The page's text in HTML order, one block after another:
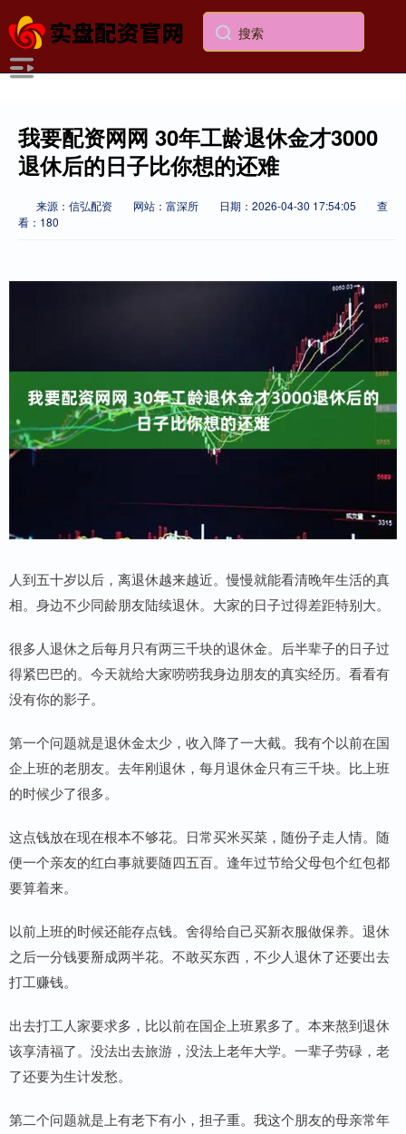
我要配资网网 30年工龄退休金才3000
退休后的日子比你想的还难
来源：信弘配资 网站：富深所 日期：2026-04-30 17:54:05
查
看：180
人到五十岁以后，离退休越来越近。慢慢就能看清晚年生活的真
相。身边不少同龄朋友陆续退休。大家的日子过得差距特别大。
很多人退休之后每月只有两三千块的退休金。后半辈子的日子过
得紧巴巴的。今天就给大家唠唠我身边朋友的真实经历。看看有
没有你的影子。
第一个问题就是退休金太少，收入降了一大截。我有个以前在国
企上班的老朋友。去年刚退休，每月退休金只有三千块。比上班
的时候少了很多。
这点钱放在现在根本不够花。日常买米买菜，随份子走人情。随
便一个亲友的红白事就要随四五百。逢年过节给父母包个红包都
要算着来。
以前上班的时候还能存点钱。舍得给自己买新衣服做保养。退休
之后一分钱要掰成两半花。不敢买东西，不少人退休了还要出去
打工赚钱。
出去打工人家要求多，比以前在国企上班累多了。本来熬到退休
该享清福了。没法出去旅游，没法上老年大学。一辈子劳碌，老
了还要为生计发愁。
第二个问题就是上有老下有小，担子重。我这个朋友的母亲常年